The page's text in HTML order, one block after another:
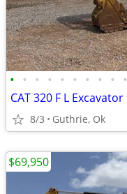
• • • • • • • • • •
CAT 320 F L Excavator
8/3 Guthrie, Ok
$69,950